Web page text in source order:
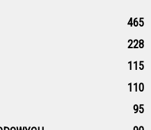
465
228
115
110
95